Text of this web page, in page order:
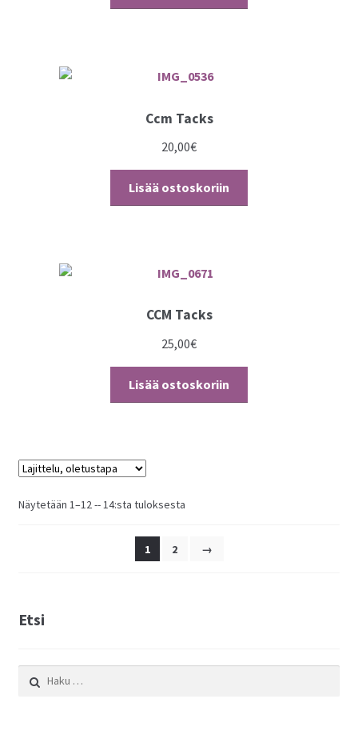
Ccm Tacks
20,00€
Lisää ostoskoriin
CCM Tacks
25,00€
Lisää ostoskoriin
Näytetään 1–12 -- 14:sta tuloksesta
1 2 →
Etsi
Haku: